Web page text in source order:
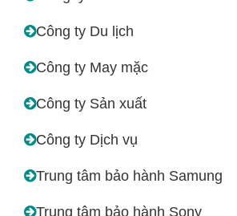
Công ty Du lịch
Công ty May mặc
Công ty Sản xuất
Công ty Dịch vụ
Trung tâm bảo hành Samung
Trung tâm bảo hành Sony